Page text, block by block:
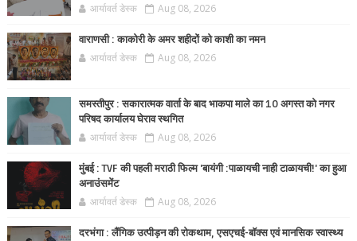
आर्यावर्त डेस्क Aug 08, 2026
वाराणसी : काकोरी के अमर शहीदों को काशी का नमन
आर्यावर्त डेस्क Aug 08, 2026
समस्तीपुर : सकारात्मक वार्ता के बाद भाकपा माले का 10 अगस्त को नगर
परिषद कार्यालय घेराव स्थगित
आर्यावर्त डेस्क Aug 08, 2026
मुंबई : TVF की पहली मराठी फिल्म 'बायंगी :पाळायची नाही टाळायची!' का हुआ
अनाउंसमेंट
आर्यावर्त डेस्क Aug 08, 2026
दरभंगा : लैंगिक उत्पीड़न की रोकथाम, एसएचई-बॉक्स एवं मानसिक स्वास्थ्य